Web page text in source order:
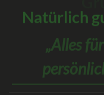
Natürlich
Alles